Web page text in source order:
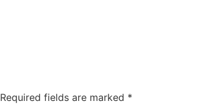
Required fields are marked *